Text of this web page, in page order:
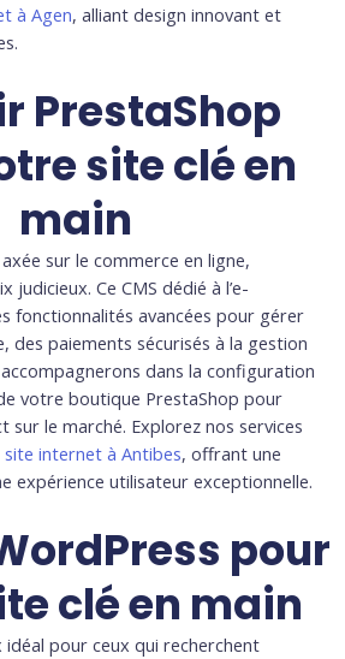
à Agen, alliant design innovant et
PrestaShop
site clé en
main​​
sur le commerce en ligne,
judicieux. Ce CMS dédié à l’e-
fonctionnalités avancées pour gérer
des paiements sécurisés à la gestion
dans la configuration
votre boutique PrestaShop pour
le marché. Explorez nos services
internet à Antibes, offrant une
expérience utilisateur exceptionnelle.
pour
clé en main
pour ceux qui recherchent